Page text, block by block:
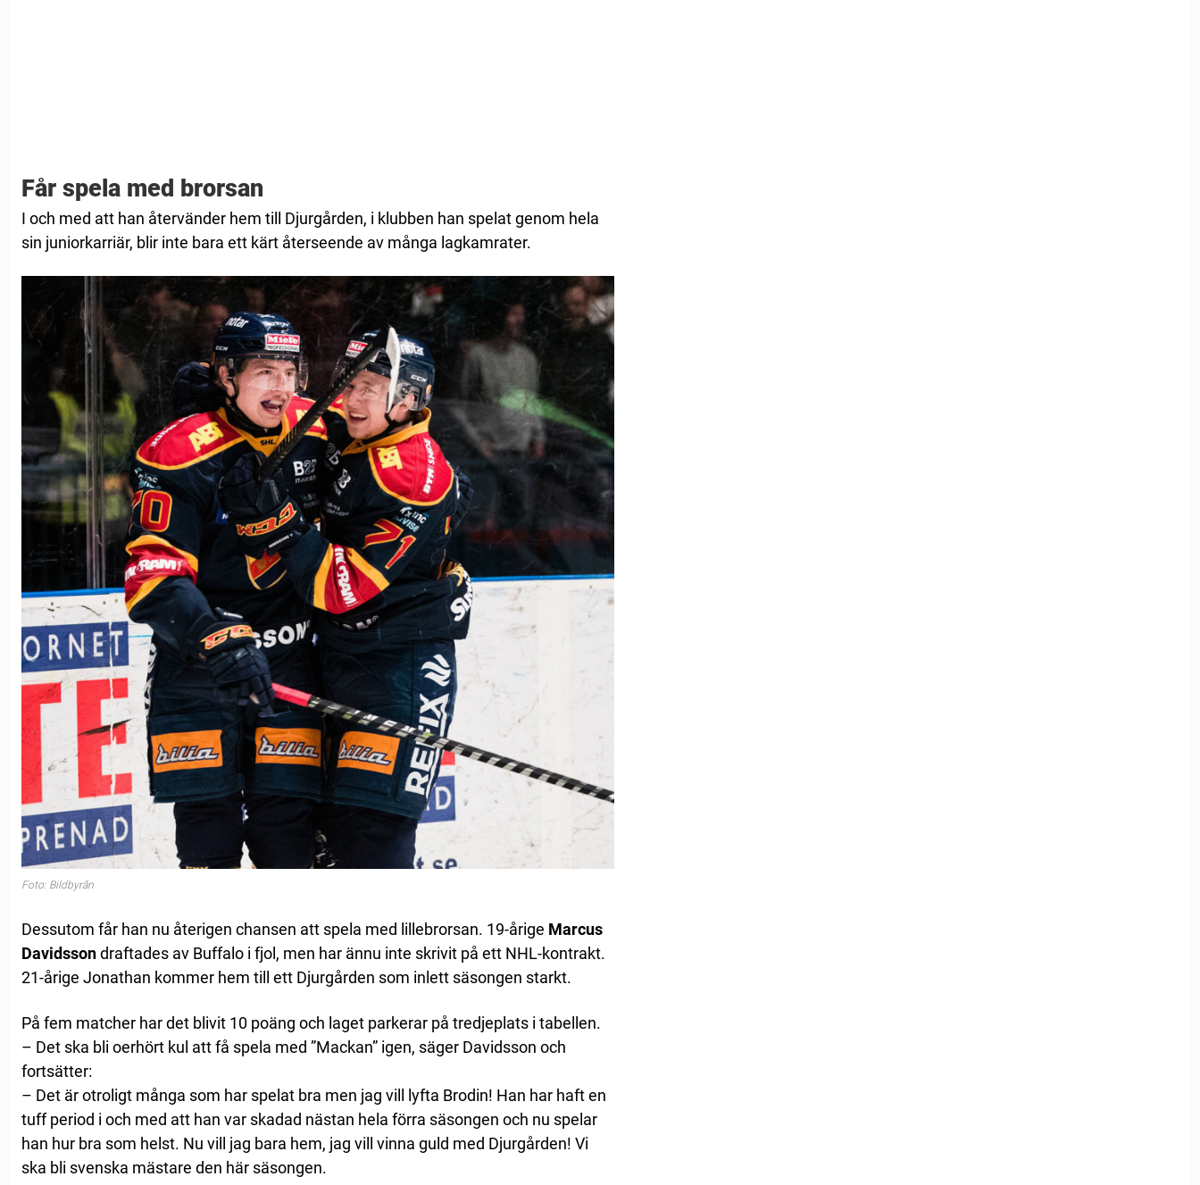
Får spela med brorsan
I och med att han återvänder hem till Djurgården, i klubben han spelat genom hela
sin juniorkarriär, blir inte bara ett kärt återseende av många lagkamrater.
Foto: Bildbyrån
Dessutom får han nu återigen chansen att spela med lillebrorsan. 19-årige Marcus
Davidssondraftades av Buffalo i fjol, men har ännu inte skrivit på ett NHL-kontrakt.
21-årige Jonathan kommer hem till ett Djurgården som inlett säsongen starkt.
På fem matcher har det blivit 10 poäng och laget parkerar på tredjeplats i tabellen.
– Det ska bli oerhört kul att få spela med ”Mackan” igen, säger Davidsson och
fortsätter:
– Det är otroligt många som har spelat bra men jag vill lyfta Brodin! Han har haft en
tuff period i och med att han var skadad nästan hela förra säsongen och nu spelar
han hur bra som helst. Nu vill jag bara hem, jag vill vinna guld med Djurgården! Vi
ska bli svenska mästare den här säsongen.